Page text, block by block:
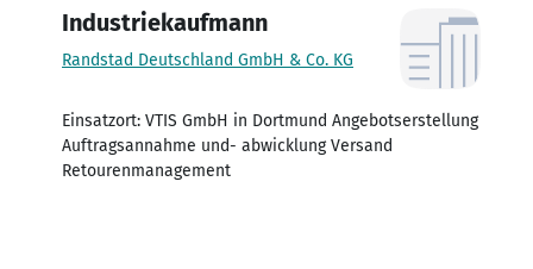
Industriekaufmann
Randstad Deutschland GmbH & Co. KG
Einsatzort: VTIS GmbH in Dortmund Angebotserstellung
Auftragsannahme und- abwicklung Versand
Retourenmanagement